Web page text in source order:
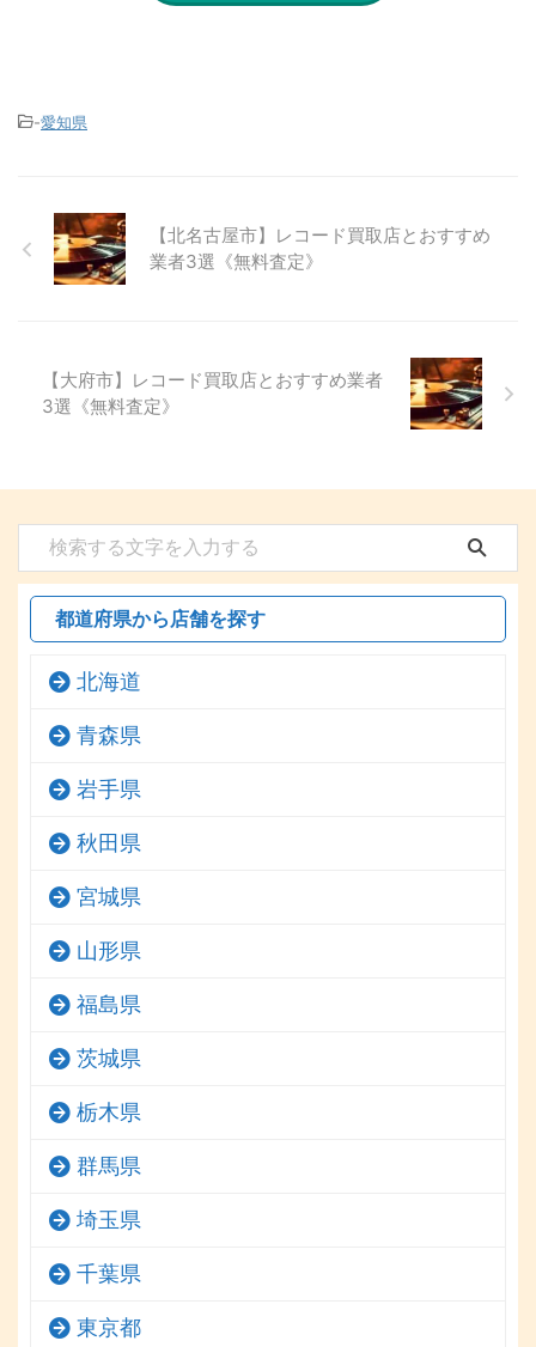
-愛知県
【北名古屋市】レコード買取店とおすすめ
業者3選《無料査定》
【大府市】レコード買取店とおすすめ業者
3選《無料査定》
都道府県から店舗を探す
北海道
青森県
岩手県
秋田県
宮城県
山形県
福島県
茨城県
栃木県
群馬県
埼玉県
千葉県
東京都